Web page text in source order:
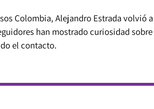
Colombia, Alejandro Estrada volvió a
han mostrado curiosidad sobre
el contacto.